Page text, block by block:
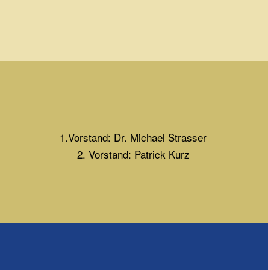
1.Vorstand: Dr. Michael Strasser
2. Vorstand: Patrick Kurz